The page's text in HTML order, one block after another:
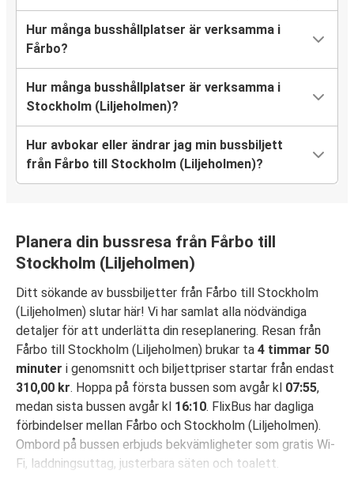
Hur många busshållplatser är verksamma i
Fårbo?
Hur många busshållplatser är verksamma i
Stockholm (Liljeholmen)?
Hur avbokar eller ändrar jag min bussbiljett
från Fårbo till Stockholm (Liljeholmen)?
Planera din bussresa från Fårbo till
Stockholm (Liljeholmen)
Ditt sökande av bussbiljetter från Fårbo till Stockholm
(Liljeholmen) slutar här! Vi har samlat alla nödvändiga
detaljer för att underlätta din reseplanering. Resan från
Fårbo till Stockholm (Liljeholmen) brukar ta 4 timmar 50
minuter i genomsnitt och biljettpriser startar från endast
310,00 kr. Hoppa på första bussen som avgår kl 07:55,
medan sista bussen avgår kl 16:10. FlixBus har dagliga
förbindelser mellan Fårbo och Stockholm (Liljeholmen).
Ombord på bussen erbjuds bekvämligheter som gratis Wi-
Fi, laddningsuttag, justerbara säten och toalett.